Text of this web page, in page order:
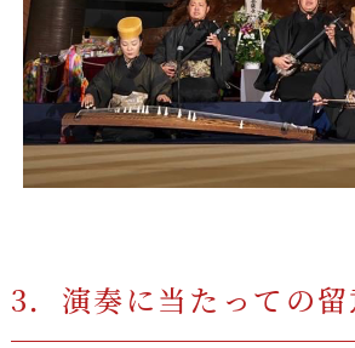
3．演奏に当たっての